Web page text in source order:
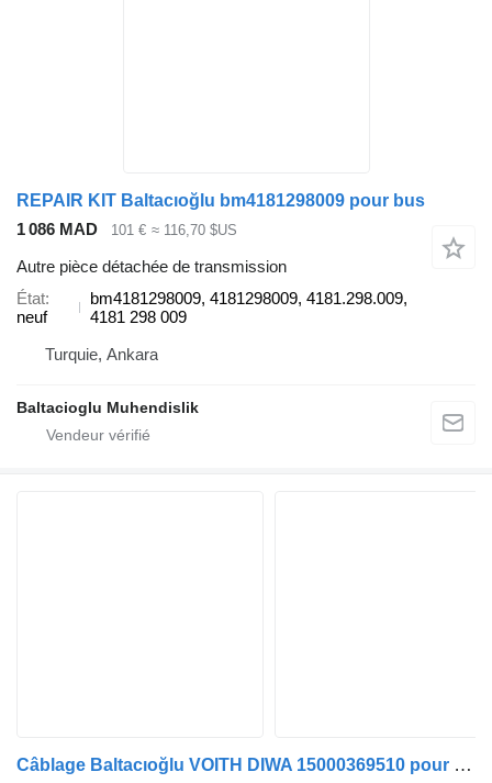
REPAIR KIT Baltacıoğlu bm4181298009 pour bus
1 086 MAD
101 € ≈ 116,70 $US
Autre pièce détachée de transmission
État
neuf
bm4181298009, 4181298009, 4181.298.009,
4181 298 009
Turquie, Ankara
Baltacioglu Muhendislik
Câblage Baltacıoğlu VOITH DIWA 15000369510 pour bus Voith DIWA.5